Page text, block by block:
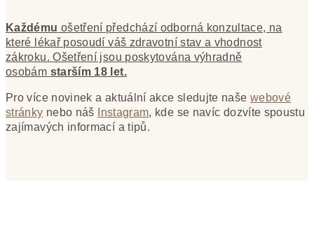
Každému ošetření předchází odborná konzultace, na
které lékař posoudí váš zdravotní stav a vhodnost
zákroku. Ošetření jsou poskytována výhradně
osobám starším 18 let.
Pro více novinek a aktuální akce sledujte naše webové
stránky nebo náš Instagram, kde se navíc dozvíte spoustu
zajímavých informací a tipů.